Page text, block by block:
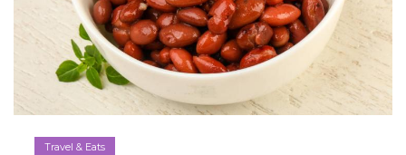
Travel & Eats